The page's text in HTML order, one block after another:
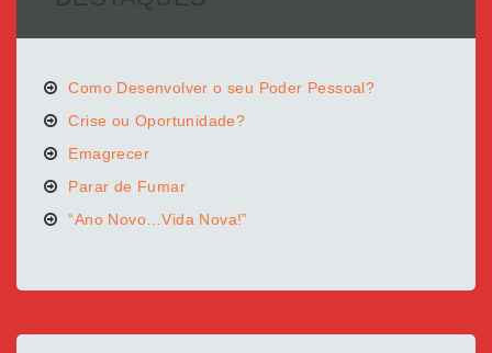
Como Desenvolver o seu Poder Pessoal?
Crise ou Oportunidade?
Emagrecer
Parar de Fumar
“Ano Novo…Vida Nova!”